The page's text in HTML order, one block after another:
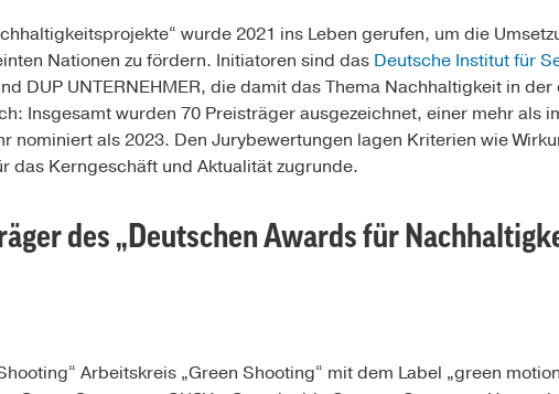
wurde 2021 ins Leben gerufen, um die
Nationen zu fördern. Initiatoren sind das Deutsche Institut für
DUP UNTERNEHMER, die damit das Thema Nachhaltigkeit in
Insgesamt wurden 70 Preisträger ausgezeichnet, einer mehr als
nominiert als 2023. Den Jurybewertungen lagen Kriterien wie
das Kerngeschäft und Aktualität zugrunde.
des „Deutschen Awards für
Arbeitskreis „Green Shooting“ mit dem Label „green